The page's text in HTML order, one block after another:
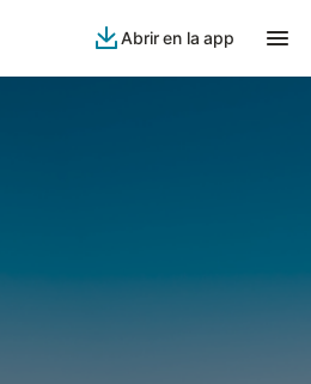
Abrir en la app